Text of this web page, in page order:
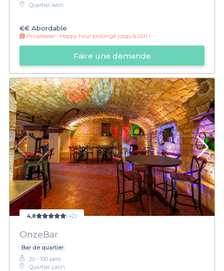
Quartier latin
€€ Abordable
Privateaser : Happy hour prolongé jusqu’à 22h !
Faire une demande
4,8 (42)
OnzeBar
Bar de quartier
20 - 100 pers.
Quartier Latin